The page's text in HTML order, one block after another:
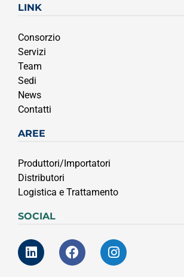
LINK
Consorzio
Servizi
Team
Sedi
News
Contatti
AREE
Produttori/Importatori
Distributori
Logistica e Trattamento
SOCIAL